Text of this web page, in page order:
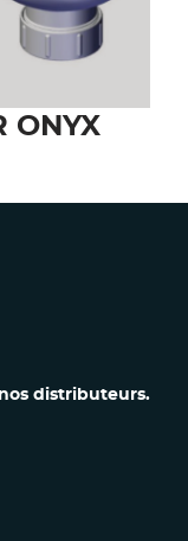
POUR
ONYX
distributeurs.